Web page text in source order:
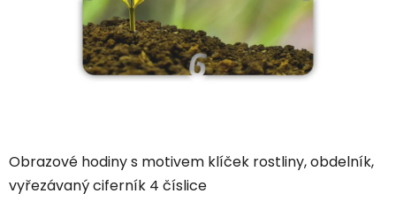
Obrazové hodiny s motivem klíček rostliny, obdelník,
vyřezávaný ciferník 4 číslice